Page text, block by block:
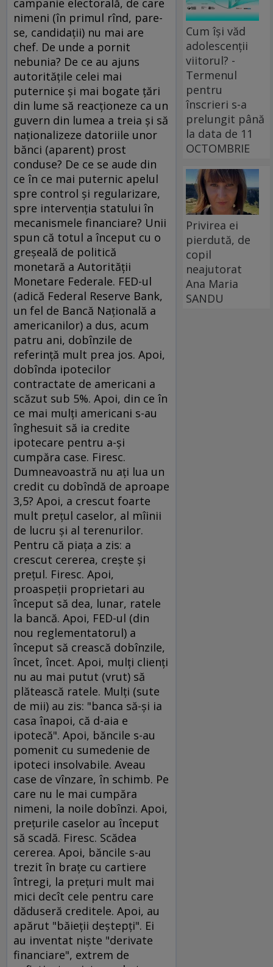
campanie electorală, de care
nimeni (în primul rînd, pare-
se, candidaţii) nu mai are
chef. De unde a pornit
nebunia? De ce au ajuns
autorităţile celei mai
puternice şi mai bogate ţări
din lume să reacţioneze ca un
guvern din lumea a treia şi să
naţionalizeze datoriile unor
bănci (aparent) prost
conduse? De ce se aude din
ce în ce mai puternic apelul
spre control şi regularizare,
spre intervenţia statului în
mecanismele financiare? Unii
spun că totul a început cu o
greşeală de politică
monetară a Autorităţii
Monetare Federale. FED-ul
(adică Federal Reserve Bank,
un fel de Bancă Naţională a
americanilor) a dus, acum
patru ani, dobînzile de
referinţă mult prea jos. Apoi,
dobînda ipotecilor
contractate de americani a
scăzut sub 5%. Apoi, din ce în
ce mai mulţi americani s-au
înghesuit să ia credite
ipotecare pentru a-şi
cumpăra case. Firesc.
Dumneavoastră nu aţi lua un
credit cu dobîndă de aproape
3,5? Apoi, a crescut foarte
mult preţul caselor, al mîinii
de lucru şi al terenurilor.
Pentru că piaţa a zis: a
crescut cererea, creşte şi
preţul. Firesc. Apoi,
proaspeţii proprietari au
început să dea, lunar, ratele
la bancă. Apoi, FED-ul (din
nou reglementatorul) a
început să crească dobînzile,
încet, încet. Apoi, mulţi clienţi
nu au mai putut (vrut) să
plătească ratele. Mulţi (sute
de mii) au zis: "banca să-şi ia
casa înapoi, că d-aia e
ipotecă". Apoi, băncile s-au
pomenit cu sumedenie de
ipoteci insolvabile. Aveau
case de vînzare, în schimb. Pe
care nu le mai cumpăra
nimeni, la noile dobînzi. Apoi,
preţurile caselor au început
să scadă. Firesc. Scădea
cererea. Apoi, băncile s-au
trezit în braţe cu cartiere
întregi, la preţuri mult mai
mici decît cele pentru care
dăduseră creditele. Apoi, au
apărut "băieţii deştepţi". Ei
au inventat nişte "derivate
financiare", extrem de
Cum își văd
adolescenții
viitorul? -
Termenul
pentru
înscrieri s-a
prelungit până
la data de 11
OCTOMBRIE
Privirea ei
pierdută, de
copil
neajutorat
Ana Maria
SANDU